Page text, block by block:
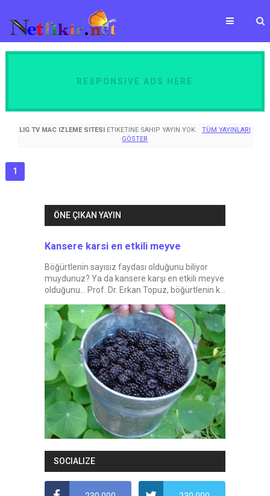
RESPONSIVE ADS HERE
LIG TV MAC IZLEME SITESI ETIKETINE SAHIP YAYIN YOK.
TÜM YAYINLARI
GÖSTER
1
ÖNE ÇIKAN YAYIN
Kansere karsi en etkili meyve
Böğürtlenin sayısız faydası olduğunu biliyor
muydunuz? Ya da kansere karşı en etkili meyve
olduğunu... Prof. Dr. Erkan Topuz, böğürtlenin k...
SOCIALIZE